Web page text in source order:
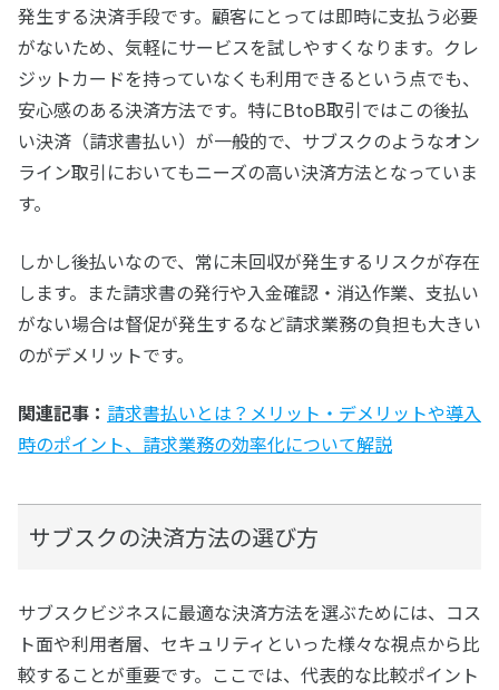
発生する決済手段です。顧客にとっては即時に支払う必要
がないため、気軽にサービスを試しやすくなります。クレ
ジットカードを持っていなくも利用できるという点でも、
安心感のある決済方法です。特にBtoB取引ではこの後払
い決済（請求書払い）が一般的で、サブスクのようなオン
ライン取引においてもニーズの高い決済方法となっていま
す。
しかし後払いなので、常に未回収が発生するリスクが存在
します。また請求書の発行や入金確認・消込作業、支払い
がない場合は督促が発生するなど請求業務の負担も大きい
のがデメリットです。
関連記事： 請求書払いとは？メリット・デメリットや導入
時のポイント、請求業務の効率化について解説
サブスクの決済方法の選び方
サブスクビジネスに最適な決済方法を選ぶためには、コス
ト面や利用者層、セキュリティといった様々な視点から比
較することが重要です。ここでは、代表的な比較ポイント